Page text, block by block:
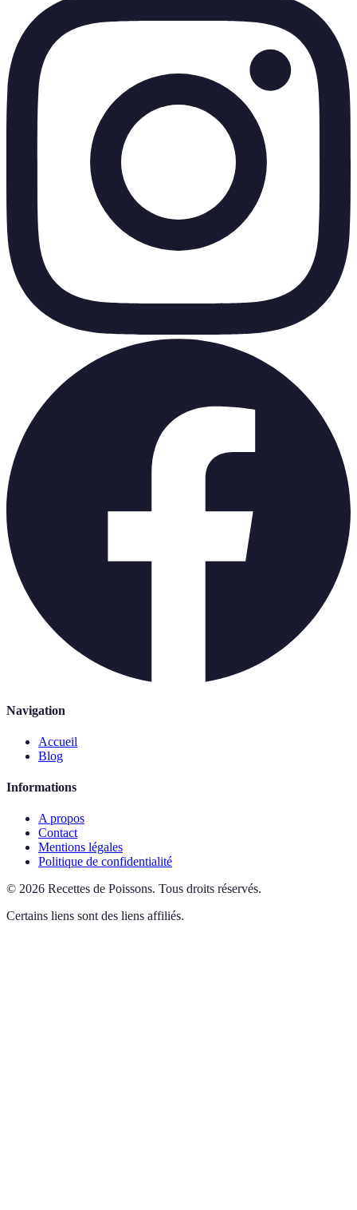
Navigation
Accueil
Blog
Informations
A propos
Contact
Mentions légales
Politique de confidentialité
© 2026 Recettes de Poissons. Tous droits réservés.
Certains liens sont des liens affiliés.